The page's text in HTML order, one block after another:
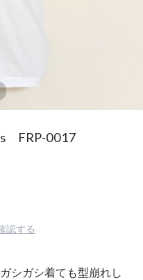
FRP-0017
認する
シガシ着ても型崩れし